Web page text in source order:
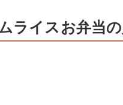
ライスお弁当